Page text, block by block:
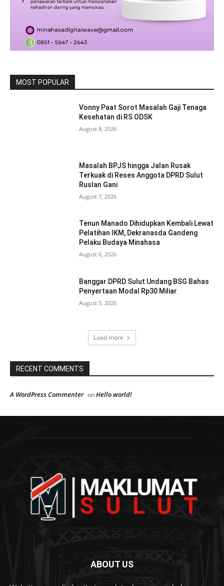
MOST POPULAR
Vonny Paat Sorot Masalah Gaji Tenaga
Kesehatan di RS ODSK
August 8, 2026
Masalah BPJS hingga Jalan Rusak
Terkuak di Reses Anggota DPRD Sulut
Ruslan Gani
August 7, 2026
Tenun Manado Dihidupkan Kembali Lewat
Pelatihan IKM, Dekranasda Gandeng
Pelaku Budaya Minahasa
August 6, 2026
Banggar DPRD Sulut Undang BSG Bahas
Penyertaan Modal Rp30 Miliar
August 5, 2026
Load more
RECENT COMMENTS
A WordPress Commenter onHello world!
ABOUT US